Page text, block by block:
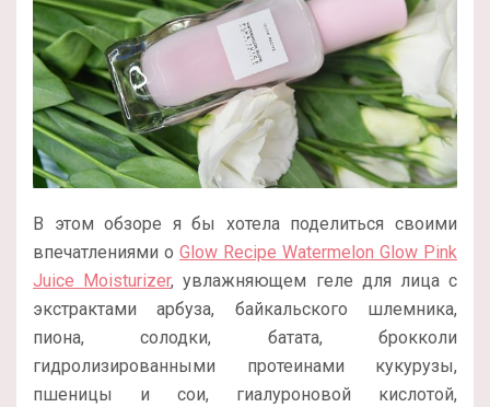
В этом обзоре я бы хотела поделиться своими
впечатлениями о Glow Recipe Watermelon Glow Pink
Juice Moisturizer, увлажняющем геле для лица с
экстрактами арбуза, байкальского шлемника,
пиона, солодки, батата, брокколи
гидролизированными протеинами кукурузы,
пшеницы и сои, гиалуроновой кислотой,